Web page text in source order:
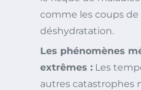
comme les coups de
déshydratation.
Les phénomènes
extrêmes : Les
autres catastrophes